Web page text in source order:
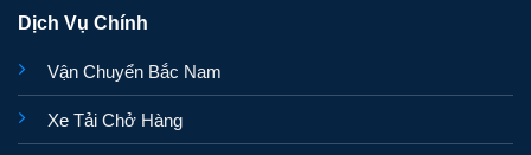
Dịch Vụ Chính
Vận Chuyển Bắc Nam
Xe Tải Chở Hàng